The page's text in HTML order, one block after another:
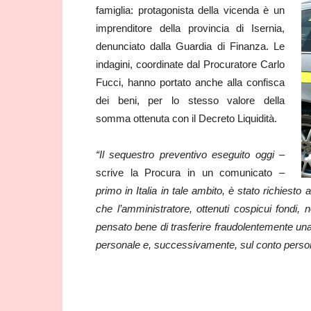
famiglia: protagonista della vicenda è un
imprenditore della provincia di Isernia,
denunciato dalla Guardia di Finanza. Le
indagini, coordinate dal Procuratore Carlo
Fucci, hanno portato anche alla confisca
dei beni, per lo stesso valore della
somma ottenuta con il Decreto Liquidità.
“Il sequestro preventivo eseguito oggi –
scrive la Procura in un comunicato –
primo in Italia in tale ambito, è stato richiesto
che l’amministratore, ottenuti cospicui fondi,
pensato bene di trasferire fraudolentemente
personale e, successivamente, sul conto